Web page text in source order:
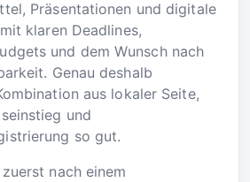
Präsentationen und digitale
klaren Deadlines,
und dem Wunsch nach
Genau deshalb
aus lokaler Seite,
und
so gut.
nach einem